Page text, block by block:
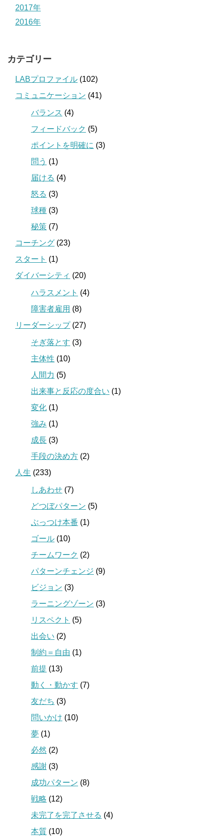
2017年
2016年
カテゴリー
LABプロファイル (102)
コミュニケーション (41)
バランス (4)
フィードバック (5)
ポイントを明確に (3)
問う (1)
届ける (4)
怒る (3)
球種 (3)
秘策 (7)
コーチング (23)
スタート (1)
ダイバーシティ (20)
ハラスメント (4)
障害者雇用 (8)
リーダーシップ(27)
そぎ落とす (3)
主体性 (10)
人間力 (5)
出来事と反応の度合い (1)
変化 (1)
強み (1)
成長 (3)
手段の決め方 (2)
人生 (233)
しあわせ (7)
どつぼパターン (5)
ぶっつけ本番 (1)
ゴール (10)
チームワーク (2)
パターンチェンジ (9)
ビジョン (3)
ラーニングゾーン (3)
リスペクト (5)
出会い (2)
制約＝自由 (1)
前提 (13)
動く・動かす (7)
友だち (3)
問いかけ (10)
夢 (1)
必然 (2)
感謝 (3)
成功パターン (8)
戦略 (12)
未完了を完了させる (4)
本質 (10)